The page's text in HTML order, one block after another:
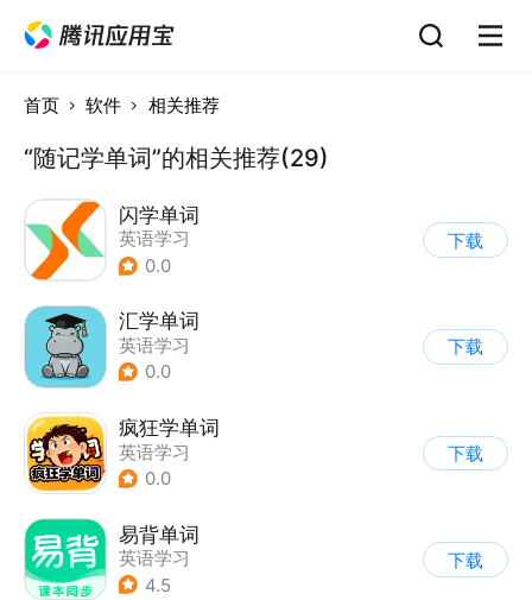
首页 软件 相关推荐
“随记学单词”的相关推荐(29)
闪学单词
英语学习
0.0
下载
汇学单词
英语学习
0.0
下载
疯狂学单词
英语学习
0.0
下载
易背单词
英语学习
4.5
下载